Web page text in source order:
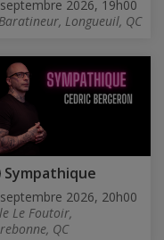
2026, 19h00
Longueuil, QC
Sympathique
2026, 20h00
Le Foutoir,
QC